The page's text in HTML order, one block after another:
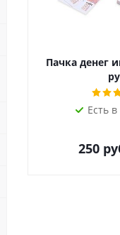
Пачка денег
Есть
250